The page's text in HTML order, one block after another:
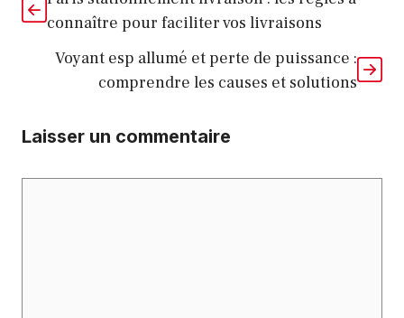
connaître pour faciliter vos livraisons
Voyant esp allumé et perte de puissance :
comprendre les causes et solutions
Laisser un commentaire